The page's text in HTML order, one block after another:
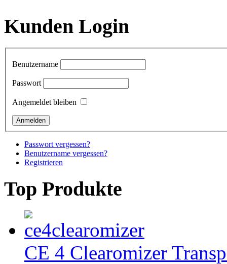
Kunden Login
Benutzername
Passwort
Angemeldet bleiben
Passwort vergessen?
Benutzername vergessen?
Registrieren
Top Produkte
CE 4 Clearomizer